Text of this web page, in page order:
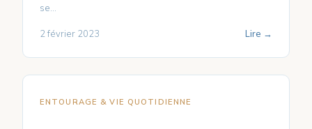
se...
2 février 2023 Lire →
ENTOURAGE & VIE QUOTIDIENNE